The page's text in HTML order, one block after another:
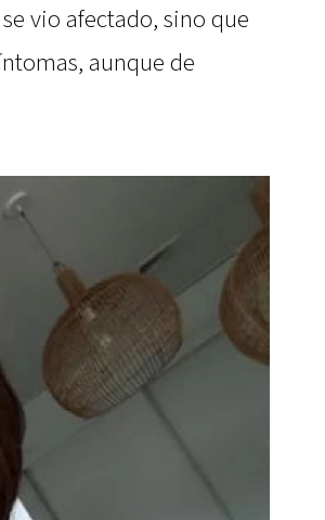
vio afectado, sino que
aunque de